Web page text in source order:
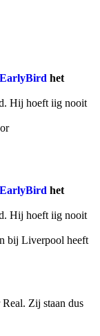
EarlyBird het
Hij hoeft iig nooit
EarlyBird het
Hij hoeft iig nooit
bij Liverpool heeft
Zij staan dus